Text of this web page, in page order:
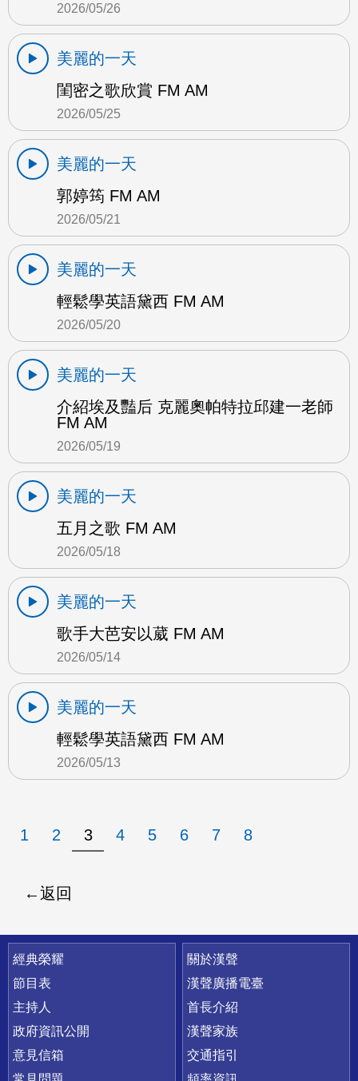
2026/05/26
美麗的一天
閨密之歌欣賞 FM AM
2026/05/25
美麗的一天
郭婷筠 FM AM
2026/05/21
美麗的一天
輕鬆學英語黛西 FM AM
2026/05/20
美麗的一天
介紹埃及豔后 克麗奧帕特拉邱建一老師
FM AM
2026/05/19
美麗的一天
五月之歌 FM AM
2026/05/18
美麗的一天
歌手大芭安以葳 FM AM
2026/05/14
美麗的一天
輕鬆學英語黛西 FM AM
2026/05/13
1 2 3 4 5 6 7 8
返回
快速連結
經典榮耀
節目表
主持人
政府資訊公開
意見信箱
關於漢聲
漢聲廣播電臺
首長介紹
漢聲家族
交通指引